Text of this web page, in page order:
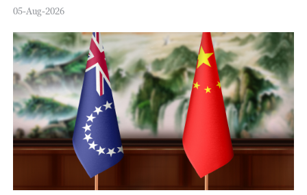
05-Aug-2026